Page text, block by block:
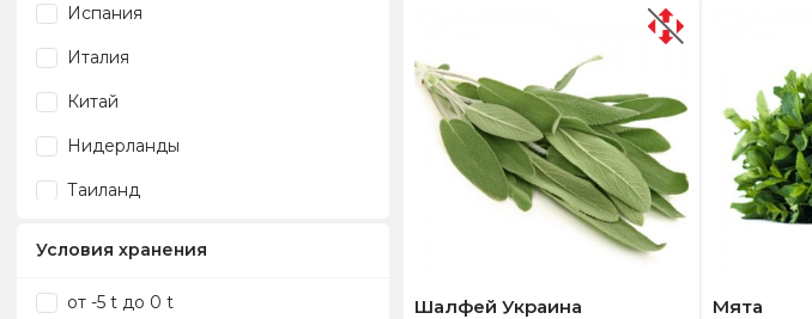
Испания
Италия
Китай
Нидерланды
Таиланд
Условия хранения
от -5 t до 0 t Шалфей Украина Мята